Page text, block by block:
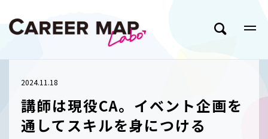
2024.11.18
講師は現役CA。イベント企画を
通してスキルを身につける